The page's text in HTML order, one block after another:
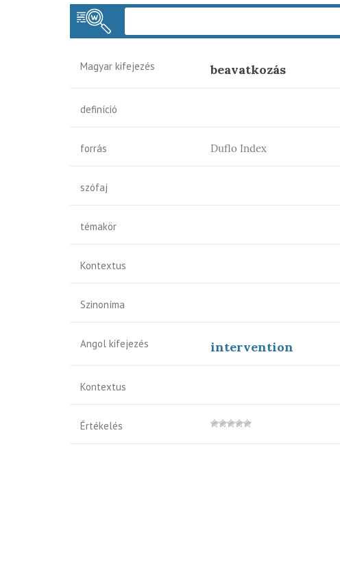
Magyar kifejezés beavatkozás
definíció
forrás Duflo Index
szófaj
témakör
Kontextus
Szinoníma
Angol kifejezés intervention
Kontextus
Értékelés